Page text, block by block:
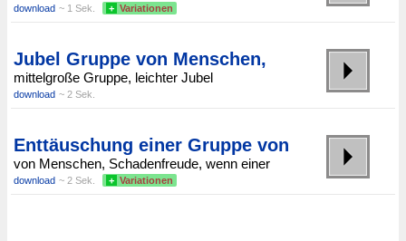
download ~ 1 Sek. + Variationen
Jubel Gruppe von Menschen,
mittelgroße Gruppe, leichter Jubel
download ~ 2 Sek.
Enttäuschung einer Gruppe von
von Menschen, Schadenfreude, wenn einer
download ~ 2 Sek. + Variationen